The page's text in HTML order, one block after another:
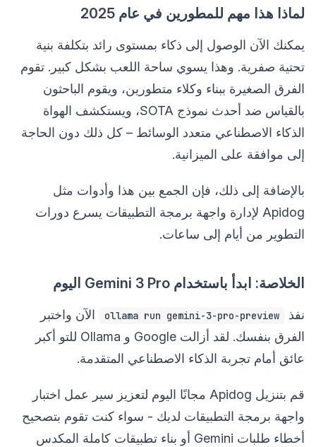
لماذا هذا مهم للمطورين في عام 2025
يمكنك الآن الوصول إلى ذكاء بمستوى رائد بتكلفة بنية
تحتية صفرية. وهذا يسوي ساحة اللعب بشكل كبير. تقوم
الفرق الصغيرة ببناء وكلاء متطورين، ويقوم الباحثون
بالقياس ضد أحدث نموذج SOTA، ويستكشف الهواة
الذكاء الاصطناعي متعدد الوسائط – كل ذلك دون الحاجة
إلى موافقة على الميزانية.
بالإضافة إلى ذلك، فإن الجمع بين هذا وأدوات مثل
Apidog لإدارة واجهة برمجة التطبيقات يسرع دورات
التطوير من أيام إلى ساعات.
الخلاصة: ابدأ باستخدام Gemini 3 Pro اليوم
نفذ ollama run gemini-3-pro-preview
الآن واختبر
الفرق بنفسك. لقد أزالت Google و Ollama للتو أكبر
عائق أمام تجربة الذكاء الاصطناعي المتقدمة.
قم بتنزيل Apidog مجانًا اليوم لتعزيز سير عمل اختبار
واجهة برمجة التطبيقات لديك - سواء كنت تقوم بتصحيح
أخطاء طلبات Gemini أو بناء تطبيقات كاملة المكدس